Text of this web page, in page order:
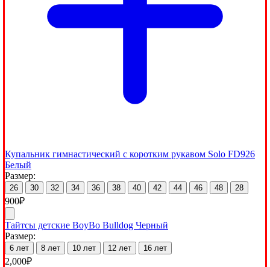
Купальник гимнастический с коротким рукавом Solo FD926
Белый
Размер:
26 30 32 34 36 38 40 42 44 46 48 28
900₽
Тайтсы детские BoyBo Bulldog Черный
Размер:
6 лет 8 лет 10 лет 12 лет 16 лет
2,000₽